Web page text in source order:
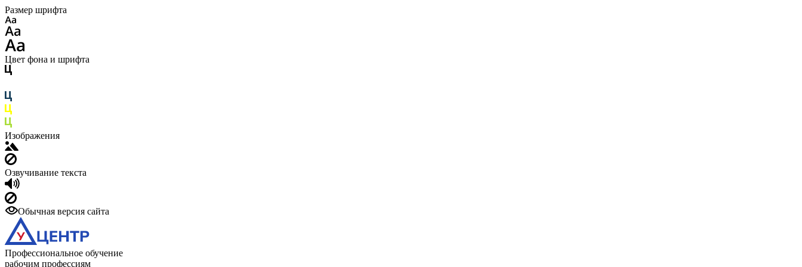
Размер шрифта
Цвет фона и шрифта
Изображения
Озвучивание текста
Обычная версия сайта
Профессиональное обучение
рабочим профессиям